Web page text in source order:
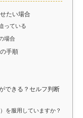
たい場合
っている
場合
手順
できる？セルフ判断
を服用していますか？